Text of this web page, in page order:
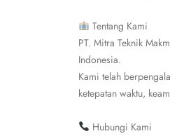
Tentang Kami
PT. Mitra Teknik
Indonesia.
Kami telah
ketepatan waktu,
Hubungi Kami